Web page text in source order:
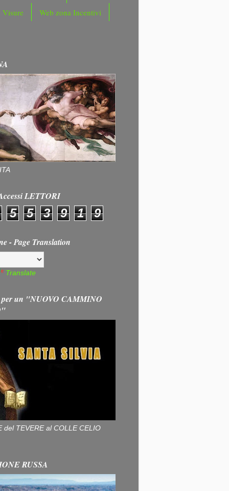
Visure
Web zona Incentivi
LETTORI
5 5 3 9 1 9
- Page Translation
Translate
per un "NUOVO CAMMINO
del TEVERE al COLLE CELIO
RUSSA